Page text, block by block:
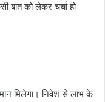
बात को लेकर चर्चा हो
मिलेगा। निवेश से लाभ के